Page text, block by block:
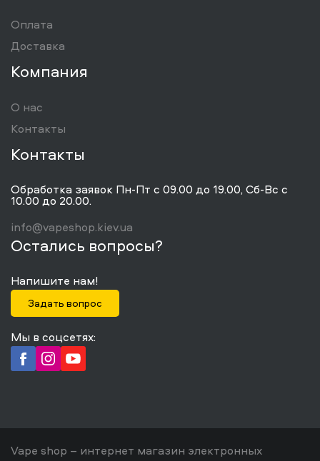
Оплата
Доставка
Компания
О нас
Контакты
Контакты
Обработка заявок Пн-Пт с 09.00 до 19.00, Сб-Вс с
10.00 до 20.00.
info@vapeshop.kiev.ua
Остались вопросы?
Напишите нам!
Задать вопрос
Мы в соцсетях:
Vape shop – интернет магазин электронных